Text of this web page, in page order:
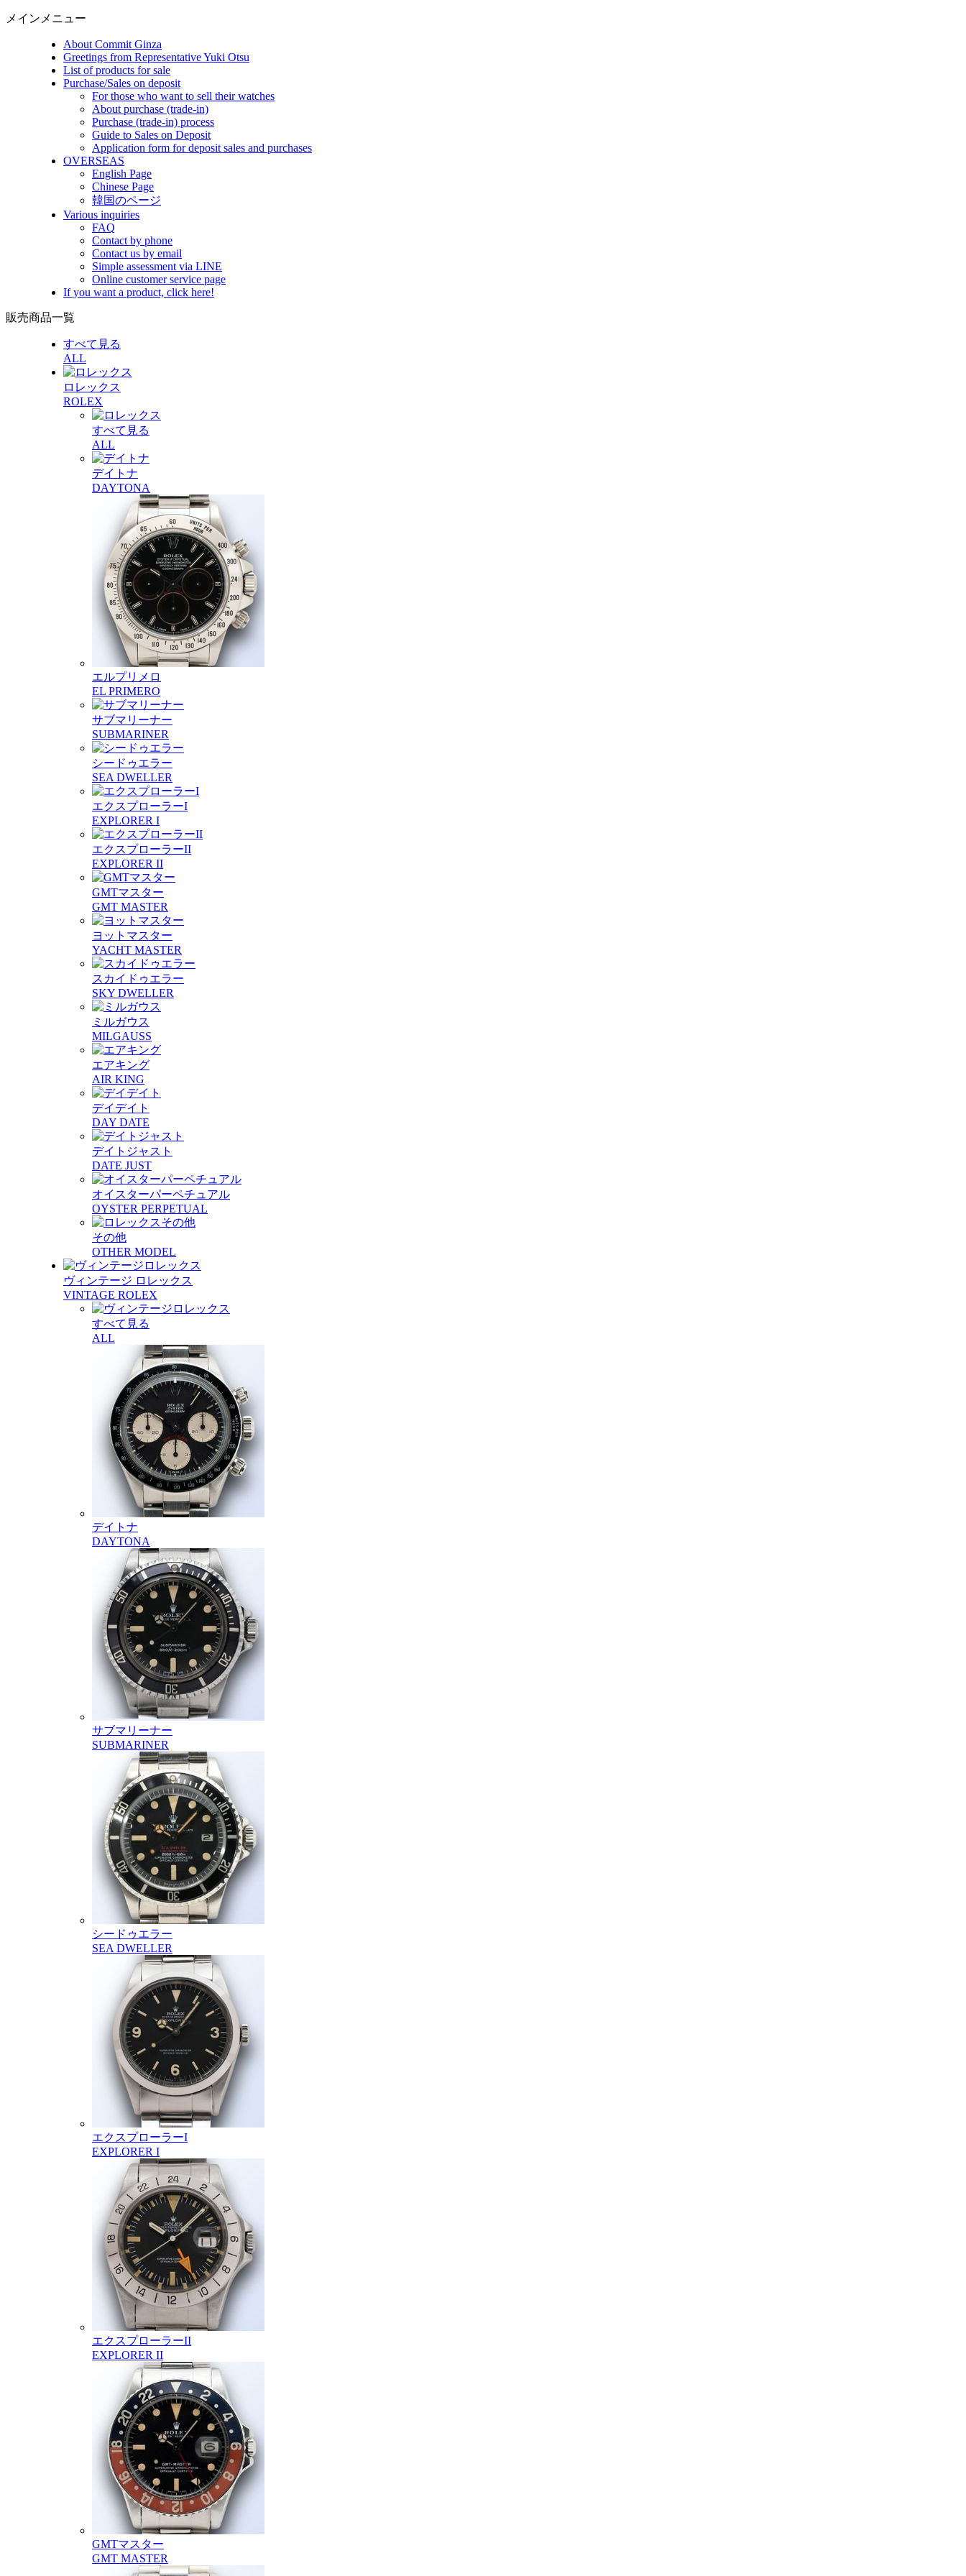
メインメニュー
About Commit Ginza
Greetings from Representative Yuki Otsu
List of products for sale
Purchase/Sales on deposit
For those who want to sell their watches
About purchase (trade-in)
Purchase (trade-in) process
Guide to Sales on Deposit
Application form for deposit sales and purchases
OVERSEAS
English Page
Chinese Page
韓国のページ
Various inquiries
FAQ
Contact by phone
Contact us by email
Simple assessment via LINE
Online customer service page
If you want a product, click here!
販売商品一覧
すべて見る
ALL
ロレックス
ROLEX
すべて見る
ALL
デイトナ
DAYTONA
エルプリメロ
EL PRIMERO
サブマリーナー
SUBMARINER
シードゥエラー
SEA DWELLER
エクスプローラーI
EXPLORER I
エクスプローラーII
EXPLORER II
GMTマスター
GMT MASTER
ヨットマスター
YACHT MASTER
スカイドゥエラー
SKY DWELLER
ミルガウス
MILGAUSS
エアキング
AIR KING
デイデイト
DAY DATE
デイトジャスト
DATE JUST
オイスターパーペチュアル
OYSTER PERPETUAL
その他
OTHER MODEL
ヴィンテージ ロレックス
VINTAGE ROLEX
すべて見る
ALL
デイトナ
DAYTONA
サブマリーナー
SUBMARINER
シードゥエラー
SEA DWELLER
エクスプローラーI
EXPLORER I
エクスプローラーII
EXPLORER II
GMTマスター
GMT MASTER